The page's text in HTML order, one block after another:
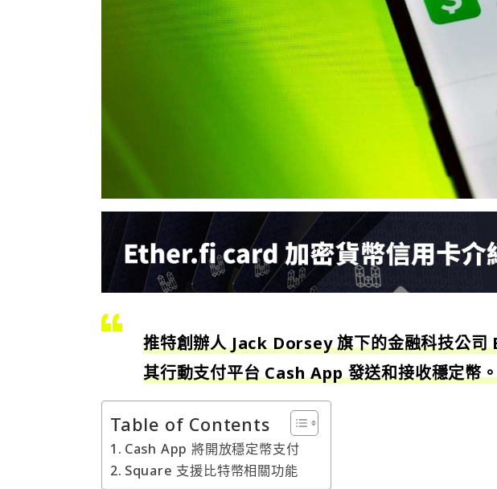
推特創辦人 Jack Dorsey 旗下的金融科技公
其行動支付平台 Cash App 發送和接收穩定幣
Table of Contents
Cash App 將開放穩定幣支付
Square 支援比特幣相關功能